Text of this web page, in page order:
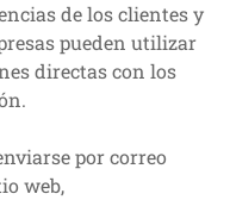
de los clientes y
pueden utilizar
directas con los
por correo
web,